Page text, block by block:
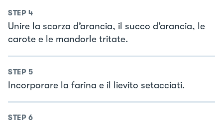
STEP 4
Unire la scorza d’arancia, il succo d’arancia, le
carote e le mandorle tritate.
STEP 5
Incorporare la farina e il lievito setacciati.
STEP 6